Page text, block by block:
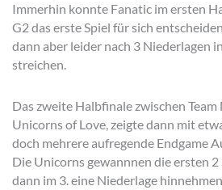
Immerhin konnte Fanatic im ersten
G2 das erste Spiel für sich
dann aber leider nach 3 Niederlagen
streichen.
Das zweite Halbfinale zwischen
Unicorns of Love, zeigte dann mit
doch mehrere aufregende Endgame
Die Unicorns gewannnen die ersten 2
dann im 3. eine Niederlage